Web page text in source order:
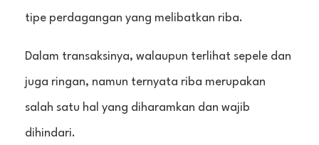
tipe perdagangan yang melibatkan riba.
Dalam transaksinya, walaupun terlihat sepele dan
juga ringan, namun ternyata riba merupakan
salah satu hal yang diharamkan dan wajib
dihindari.